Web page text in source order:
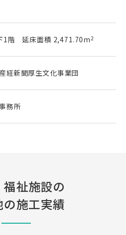
1階 延床面積 2,471.70m2
経新聞厚生文化事業団
務所
祉施設の
の施工実績